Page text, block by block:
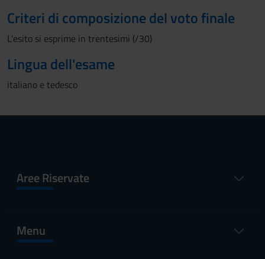
Criteri di composizione del voto finale
L'esito si esprime in trentesimi (/30)
Lingua dell'esame
italiano e tedesco
Aree Riservate
Menu